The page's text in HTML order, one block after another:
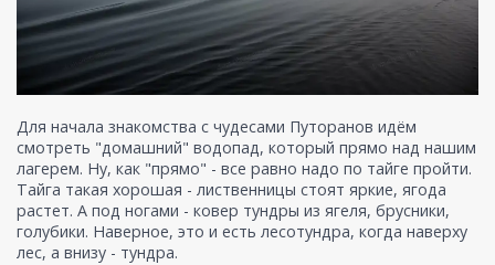
Для начала знакомства с чудесами Путоранов идём
смотреть "домашний" водопад, который прямо над нашим
лагерем. Ну, как "прямо" - все равно надо по тайге пройти.
Тайга такая хорошая - лиственницы стоят яркие, ягода
растет. А под ногами - ковер тундры из ягеля, брусники,
голубики. Наверное, это и есть лесотундра, когда наверху
лес, а внизу - тундра.